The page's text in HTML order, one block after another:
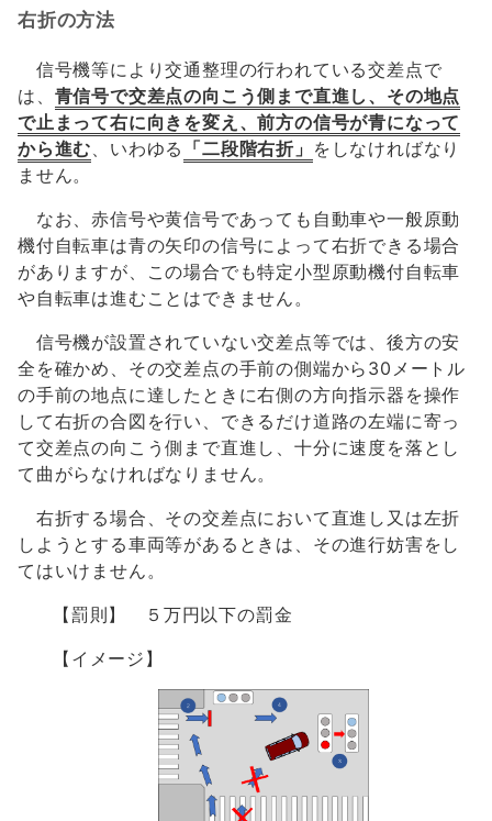
右折の方法
信号機等により交通整理の行われている交差点で
は、 青信号で交差点の向こう側まで直進し、その地点
で止まって右に向きを変え、前方の信号が青になって
から進む、いわゆる 「二段階右折」 をしなければなり
ません。
なお、赤信号や黄信号であっても自動車や一般原動
機付自転車は青の矢印の信号によって右折できる場合
がありますが、この場合でも特定小型原動機付自転車
や自転車は進むことはできません。
信号機が設置されていない交差点等では、後方の安
全を確かめ、その交差点の手前の側端から30メートル
の手前の地点に達したときに右側の方向指示器を操作
して右折の合図を行い、できるだけ道路の左端に寄っ
て交差点の向こう側まで直進し、十分に速度を落とし
て曲がらなければなりません。
右折する場合、その交差点において直進し又は左折
しようとする車両等があるときは、その進行妨害をし
てはいけません。
【罰則】 ５万円以下の罰金
【イメージ】